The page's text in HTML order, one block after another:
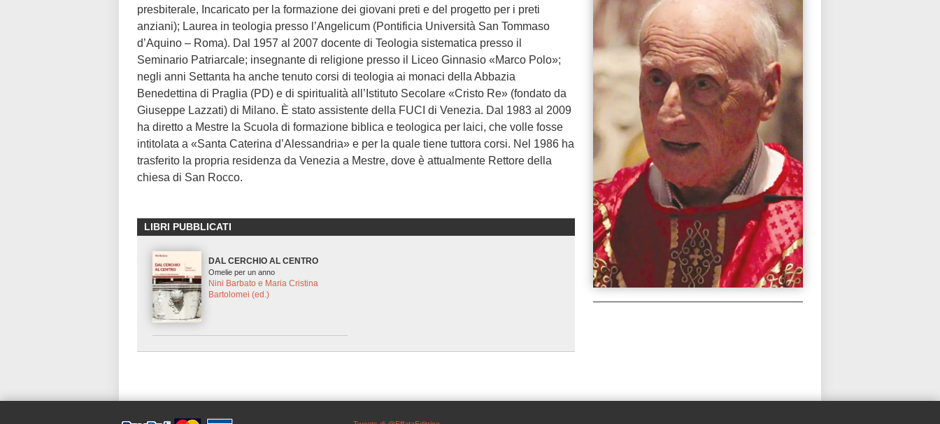
presbiterale, Incaricato per la formazione dei giovani preti e del progetto per i preti
anziani); Laurea in teologia presso l’Angelicum (Pontificia Università San Tommaso
d’Aquino – Roma). Dal 1957 al 2007 docente di Teologia sistematica presso il
Seminario Patriarcale; insegnante di religione presso il Liceo Ginnasio «Marco Polo»;
negli anni Settanta ha anche tenuto corsi di teologia ai monaci della Abbazia
Benedettina di Praglia (PD) e di spiritualità all’Istituto Secolare «Cristo Re» (fondato da
Giuseppe Lazzati) di Milano. È stato assistente della FUCI di Venezia. Dal 1983 al 2009
ha diretto a Mestre la Scuola di formazione biblica e teologica per laici, che volle fosse
intitolata a «Santa Caterina d’Alessandria» e per la quale tiene tuttora corsi. Nel 1986 ha
trasferito la propria residenza da Venezia a Mestre, dove è attualmente Rettore della
chiesa di San Rocco.
LIBRI PUBBLICATI
DAL CERCHIO AL CENTRO
Omelie per un anno
Nini Barbato e Maria Cristina
Bartolomei (ed.)